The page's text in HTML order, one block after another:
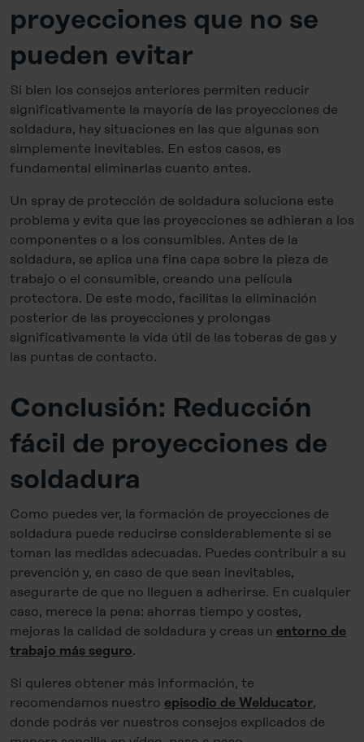
proyecciones que no se
pueden evitar
Si bien los consejos anteriores permiten reducir
significativamente la mayoría de las proyecciones de
soldadura, hay situaciones en las que algunas son
simplemente inevitables. En estos casos, es
fundamental eliminarlas cuanto antes.
Un spray de protección de soldadura soluciona este
problema y evita que las proyecciones se adhieran a los
componentes o a los consumibles. Antes de la
soldadura, se aplica una fina capa sobre la pieza de
trabajo o el consumible, creando una película
protectora. De este modo, facilitas la eliminación
posterior de las proyecciones y prolongas
significativamente la vida útil de las toberas de gas y
las puntas de contacto.
Conclusión: Reducción
fácil de proyecciones de
soldadura
Como puedes ver, la formación de proyecciones de
soldadura puede reducirse considerablemente si se
toman las medidas adecuadas. Puedes contribuir a su
prevención y, en caso de que sean inevitables,
asegurarte de que no lleguen a adherirse. En cualquier
caso, merece la pena: ahorras tiempo y costes,
mejoras la calidad de soldadura y creas un entorno de
trabajo más seguro.
Si quieres obtener más información, te
recomendamos nuestro episodio de Welducator,
donde podrás ver nuestros consejos explicados de